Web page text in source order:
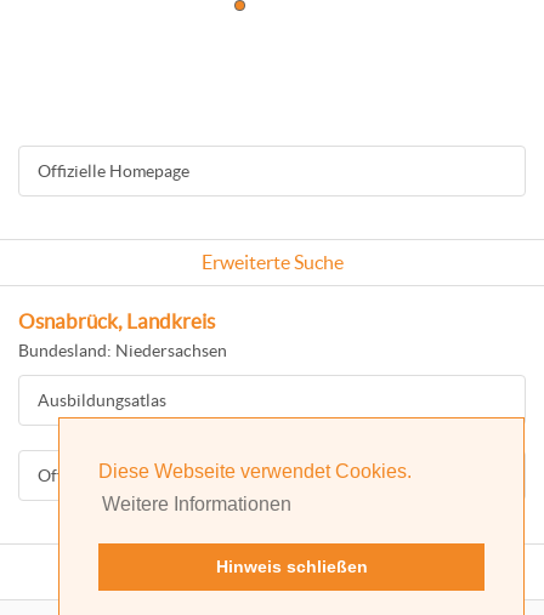
Diese Webseite verwendet Cookies.
Weitere Informationen
Hinweis schließen
Offizielle Homepage
Erweiterte Suche
Osnabrück, Landkreis
Bundesland: Niedersachsen
Ausbildungsatlas
Offizielle Homepage